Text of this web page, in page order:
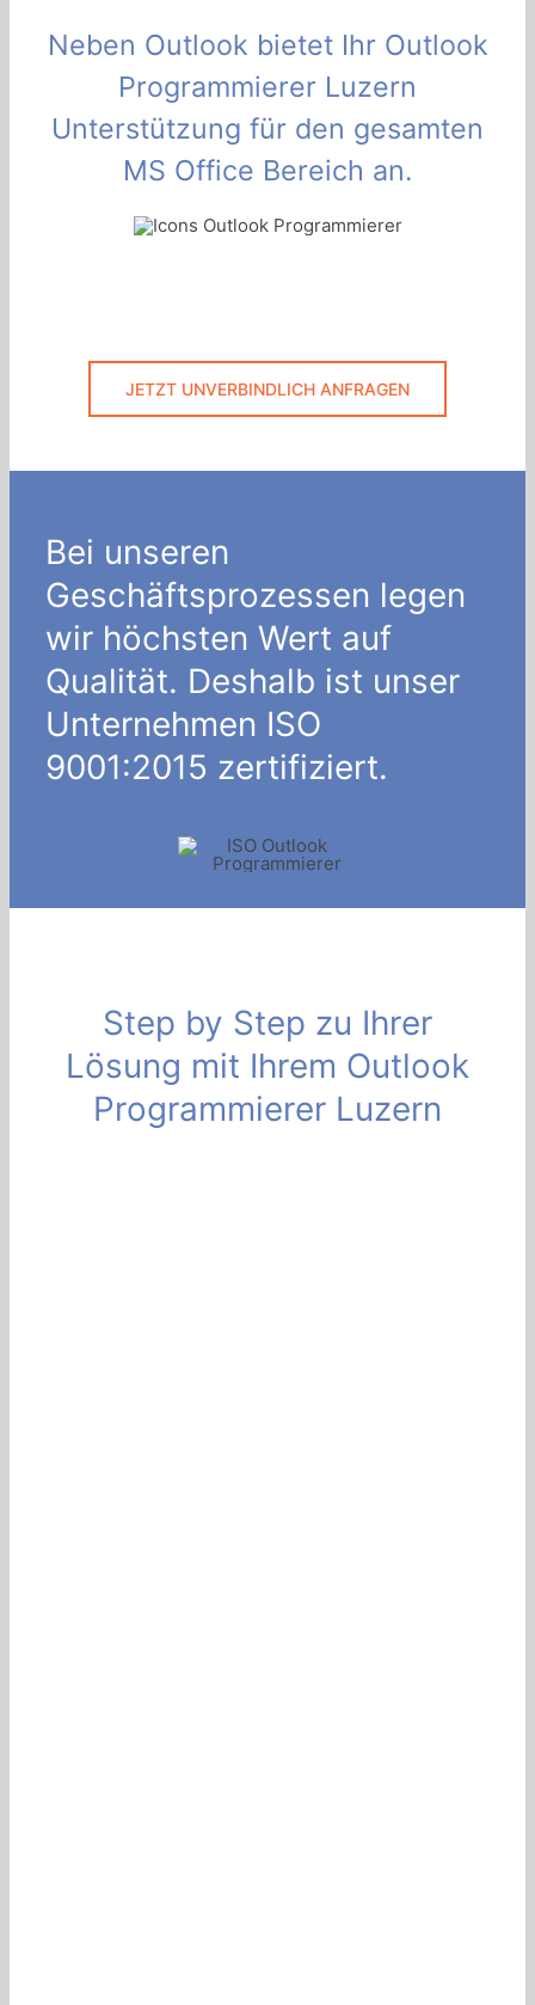
Neben Outlook bietet Ihr Outlook
Programmierer Luzern
Unterstützung für den gesamten
MS Office Bereich an.
JETZT UNVERBINDLICH ANFRAGEN
Bei unseren
Geschäftsprozessen legen
wir höchsten Wert auf
Qualität. Deshalb ist unser
Unternehmen ISO
9001:2015 zertifiziert.
Step by Step zu Ihrer
Lösung mit Ihrem Outlook
Programmierer Luzern